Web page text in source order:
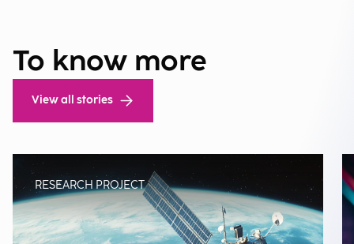
To know more
View all stories
RESEARCH PROJECT